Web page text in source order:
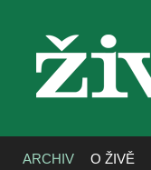
ARCHIV O ŽIVĚ